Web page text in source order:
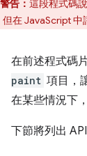
警告： 這段程式碼
在 JavaScript 中
在前述程式碼
paint 項目，
在某些情況下
下節將列出